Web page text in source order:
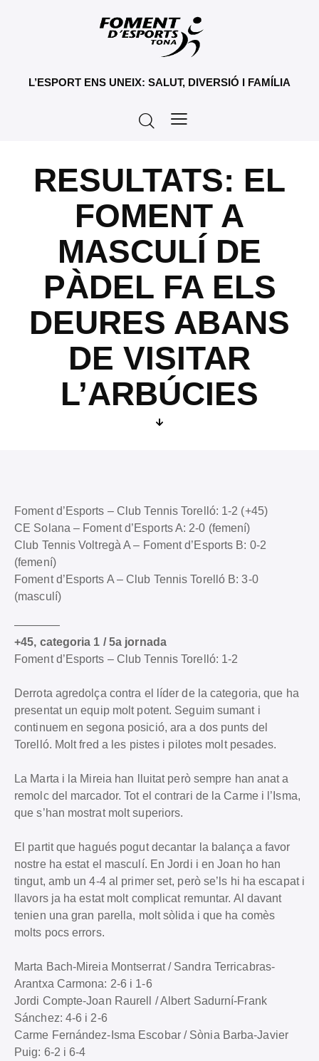
L’ESPORT ENS UNEIX: SALUT, DIVERSIÓ I FAMÍLIA
RESULTATS: EL
FOMENT A
MASCULÍ DE
PÀDEL FA ELS
DEURES ABANS
DE VISITAR
L’ARBÚCIES
Foment d’Esports – Club Tennis Torelló: 1-2 (+45)
CE Solana – Foment d’Esports A: 2-0 (femení)
Club Tennis Voltregà A – Foment d’Esports B: 0-2
(femení)
Foment d’Esports A – Club Tennis Torelló B: 3-0
(masculí)
————
+45, categoria 1 / 5a jornada
Foment d’Esports – Club Tennis Torelló: 1-2
Derrota agredolça contra el líder de la categoria, que ha
presentat un equip molt potent. Seguim sumant i
continuem en segona posició, ara a dos punts del
Torelló. Molt fred a les pistes i pilotes molt pesades.
La Marta i la Mireia han lluitat però sempre han anat a
remolc del marcador. Tot el contrari de la Carme i l’Isma,
que s’han mostrat molt superiors.
El partit que hagués pogut decantar la balança a favor
nostre ha estat el masculí. En Jordi i en Joan ho han
tingut, amb un 4-4 al primer set, però se’ls hi ha escapat i
llavors ja ha estat molt complicat remuntar. Al davant
tenien una gran parella, molt sòlida i que ha comès
molts pocs errors.
Marta Bach-Mireia Montserrat / Sandra Terricabras-
Arantxa Carmona: 2-6 i 1-6
Jordi Compte-Joan Raurell / Albert Sadurní-Frank
Sánchez: 4-6 i 2-6
Carme Fernández-Isma Escobar / Sònia Barba-Javier
Puig: 6-2 i 6-4